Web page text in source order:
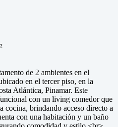
de 2 ambientes en el
en el tercer piso, en la
Atlántica, Pinamar. Este
con un living comedor que
cocina, brindando acceso directo a
con una habitación y un baño